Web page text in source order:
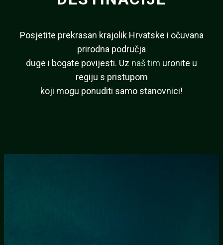
Posjetite prekrasan krajolik Hrvatske i očuvana
prirodna područja
duge i bogate povijesti. Uz naš tim uronite u
regiju s pristupom
koji mogu ponuditi samo stanovnici!